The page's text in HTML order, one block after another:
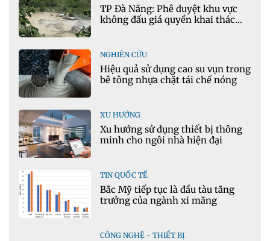
TP Đà Nẵng: Phê duyệt khu vực
không đấu giá quyền khai thác
NGHIÊN CỨU
Hiệu quả sử dụng cao su vụn trong
bê tông nhựa chặt tái chế nóng
XU HƯỚNG
Xu hướng sử dụng thiết bị thông
minh cho ngôi nhà hiện đại
TIN QUỐC TẾ
Bắc Mỹ tiếp tục là đầu tàu tăng
trưởng của ngành xi măng
CÔNG NGHỆ - THIẾT BỊ